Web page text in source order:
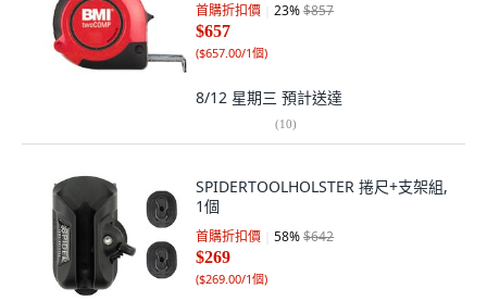
首購折扣價 23%$857
$657
($657.00/1個)
8/12 星期三 預計送達
(10)
SPIDERTOOLHOLSTER 捲尺+支架組,
1個
首購折扣價 58%$642
$269
($269.00/1個)